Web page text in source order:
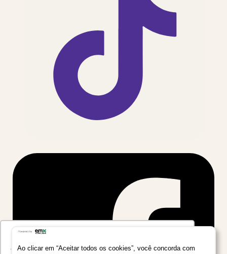
Utilizamos seus dados para oferecer uma
experiência mais relevante ao analisar e
Ao clicar em “Aceitar todos os cookies”, você concorda com